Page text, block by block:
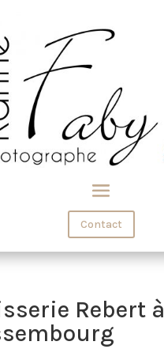
Contact
Rebert à